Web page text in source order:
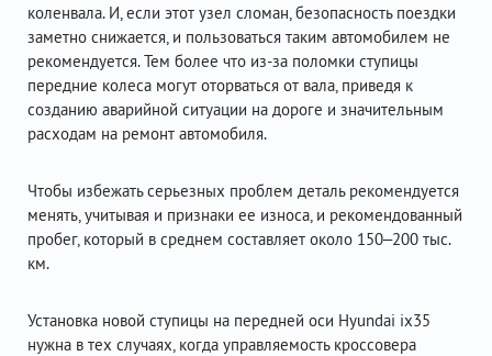
коленвала. И, если этот узел сломан, безопасность поездки
заметно снижается, и пользоваться таким автомобилем не
рекомендуется. Тем более что из-за поломки ступицы
передние колеса могут оторваться от вала, приведя к
созданию аварийной ситуации на дороге и значительным
расходам на ремонт автомобиля.
Чтобы избежать серьезных проблем деталь рекомендуется
менять, учитывая и признаки ее износа, и рекомендованный
пробег, который в среднем составляет около 150–200 тыс.
км.
Установка новой ступицы на передней оси Hyundai ix35
нужна в тех случаях, когда управляемость кроссовера